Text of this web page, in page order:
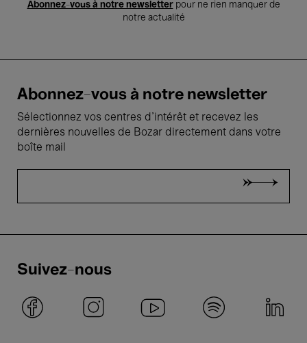
Abonnez-vous à notre newsletterpour ne rien manquer de
notre actualité
Abonnez-vous à notre newsletter
Sélectionnez vos centres d'intérêt et recevez les
dernières nouvelles de Bozar directement dans votre
boîte mail
Suivez-nous